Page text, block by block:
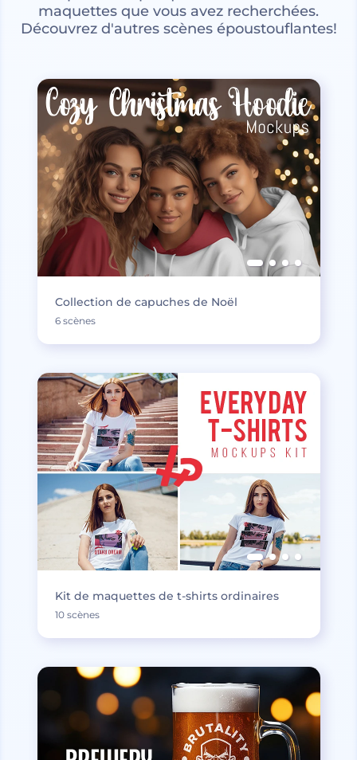
maquettes que vous avez recherchées.
Découvrez d'autres scènes époustouflantes!
Collection de capuches de Noël
6 scènes
Kit de maquettes de t-shirts ordinaires
10 scènes